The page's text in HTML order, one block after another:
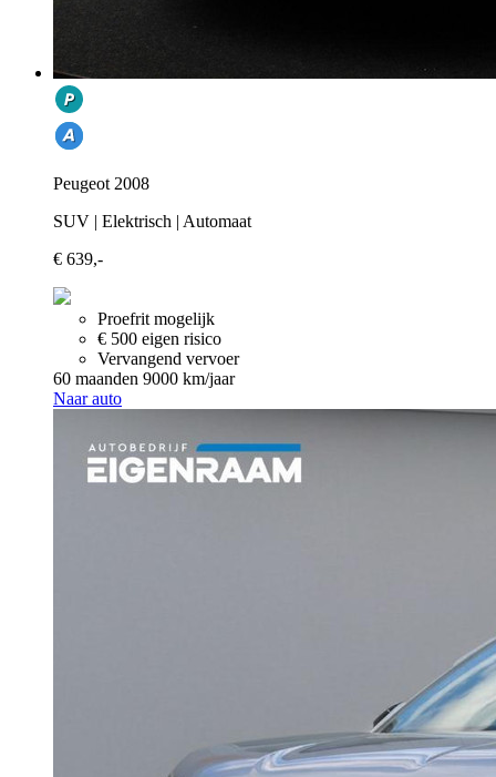
Peugeot 2008
SUV | Elektrisch | Automaat
€ 639,-
Proefrit mogelijk
€ 500 eigen risico
Vervangend vervoer
60 maanden 9000 km/jaar
Naar auto